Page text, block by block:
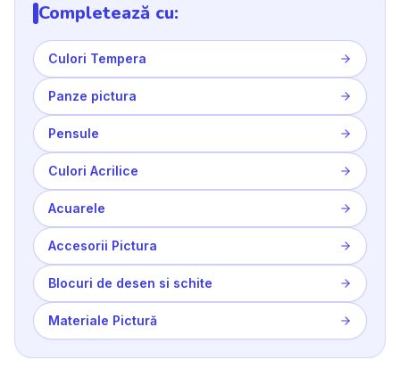
Completează cu:
Culori Tempera
Panze pictura
Pensule
Culori Acrilice
Acuarele
Accesorii Pictura
Blocuri de desen si schite
Materiale Pictură